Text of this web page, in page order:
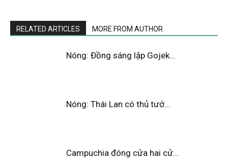
RELATED ARTICLES MORE FROM AUTHOR
Nóng: Đồng sáng lập Gojek...
Nóng: Thái Lan có thủ tướ...
Campuchia đóng cửa hai cử...